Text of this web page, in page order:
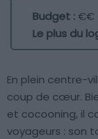
Budget :€€
Le plus du
En plein centre-
coup de cœur.
et cocooning, il
voyageurs : son